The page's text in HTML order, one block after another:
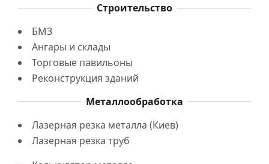
Строительство
БМЗ
Ангары и склады
Торговые павильоны
Реконструкция зданий
Металлообработка
Лазерная резка металла (Киев)
Лазерная резка труб